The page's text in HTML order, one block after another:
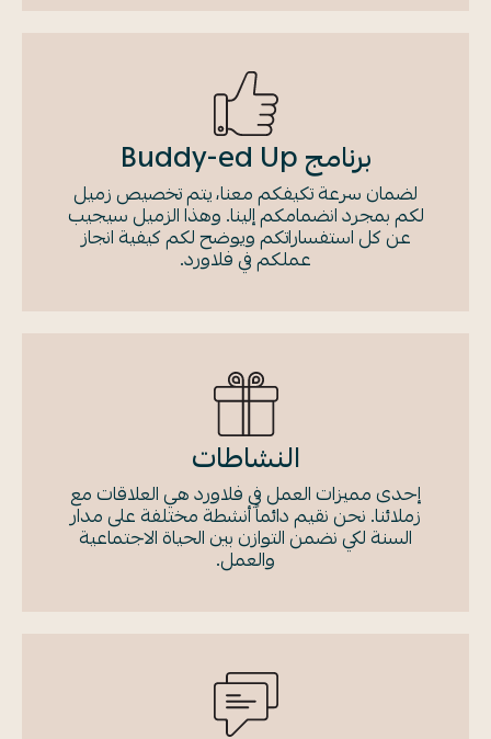
برنامج Buddy-ed Up
لضمان سرعة تكيفكم معنا، يتم تخصيص زميل
لكم بمجرد انضمامكم إلينا. وهذا الزميل سيجيب
عن كل استفساراتكم ويوضح لكم كيفية انجاز
عملكم في فلاورد.
النشاطات
إحدى مميزات العمل في فلاورد هي العلاقات مع
زملائنا. نحن نقيم دائماً أنشطة مختلفة على مدار
السنة لكي نضمن التوازن بين الحياة الاجتماعية
والعمل.